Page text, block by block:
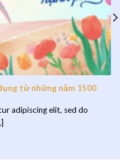
từ những năm 1500
adipiscing elit, sed do